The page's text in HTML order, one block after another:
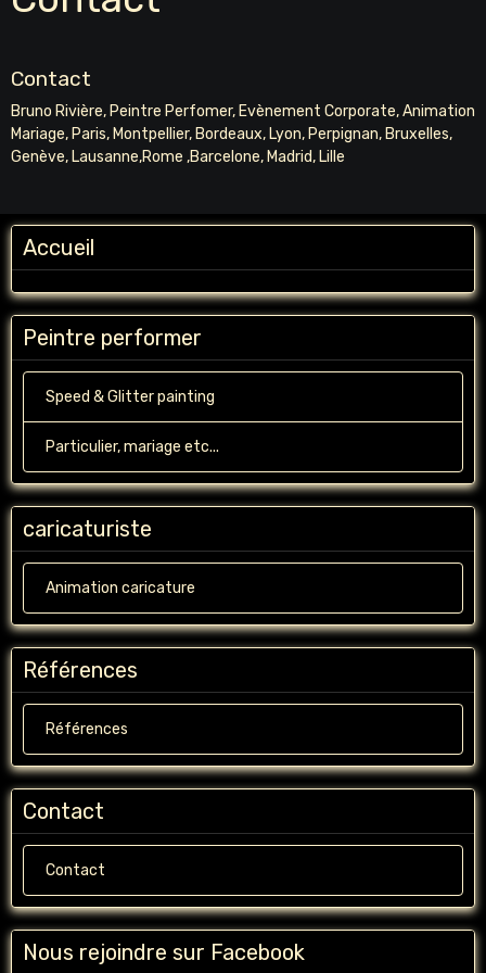
Contact
Bruno Rivière, Peintre Perfomer, Evènement Corporate, Animation
Mariage, Paris, Montpellier, Bordeaux, Lyon, Perpignan, Bruxelles,
Genève, Lausanne,Rome ,Barcelone, Madrid, Lille
Accueil
Peintre performer
Speed & Glitter painting
Particulier, mariage etc...
caricaturiste
Animation caricature
Références
Références
Contact
Contact
Nous rejoindre sur Facebook